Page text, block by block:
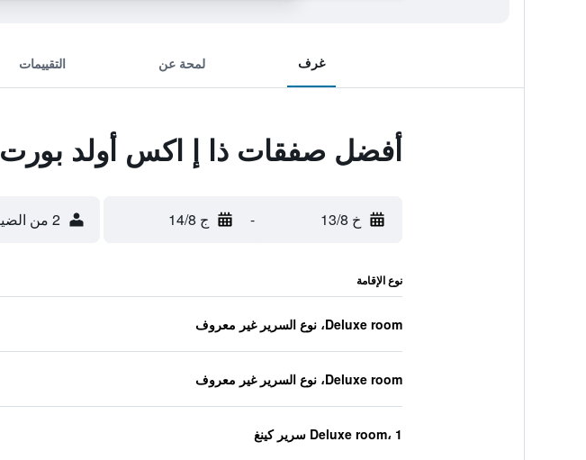
غرف لمحة عن التقييمات
أفضل صفقات ذا إ اكس أولد بورت
خ 13/8 - ج 14/8 2 من الضيوف، غرفة واحدة
نوع الإقامة
Deluxe room، نوع السرير غير معروف
Deluxe room، نوع السرير غير معروف
Deluxe room، 1 سرير كينغ